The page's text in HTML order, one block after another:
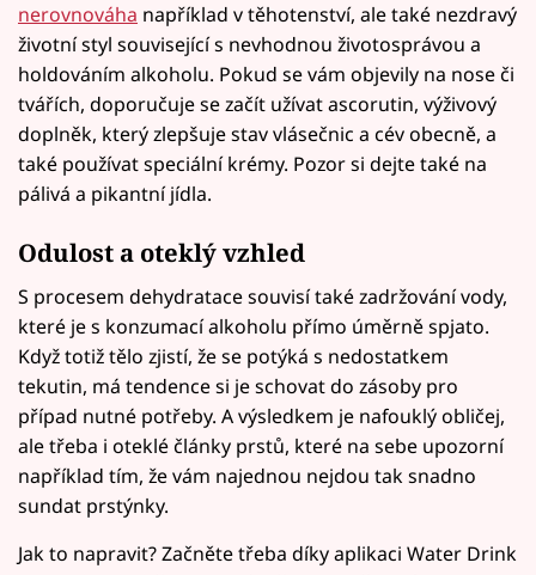
nerovnováha například v těhotenství, ale také nezdravý
životní styl související s nevhodnou životosprávou a
holdováním alkoholu. Pokud se vám objevily na nose či
tvářích, doporučuje se začít užívat ascorutin, výživový
doplněk, který zlepšuje stav vlásečnic a cév obecně, a
také používat speciální krémy. Pozor si dejte také na
pálivá a pikantní jídla.
Odulost a oteklý vzhled
S procesem dehydratace souvisí také zadržování vody,
které je s konzumací alkoholu přímo úměrně spjato.
Když totiž tělo zjistí, že se potýká s nedostatkem
tekutin, má tendence si je schovat do zásoby pro
případ nutné potřeby. A výsledkem je nafouklý obličej,
ale třeba i oteklé články prstů, které na sebe upozorní
například tím, že vám najednou nejdou tak snadno
sundat prstýnky.
Jak to napravit? Začněte třeba díky aplikaci Water Drink